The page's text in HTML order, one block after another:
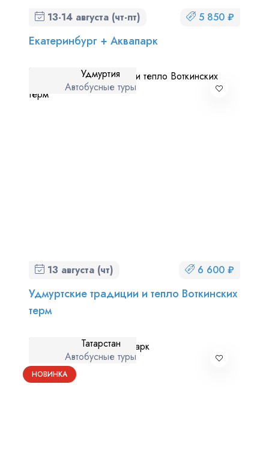
13-14 августа (чт-пт) 5 850 ₽
Екатеринбург + Аквапарк
Удмуртия
Автобусные туры
13 августа (чт) 6 600 ₽
Удмуртские традиции и тепло Воткинских
терм
НОВИНКА
Татарстан
Автобусные туры